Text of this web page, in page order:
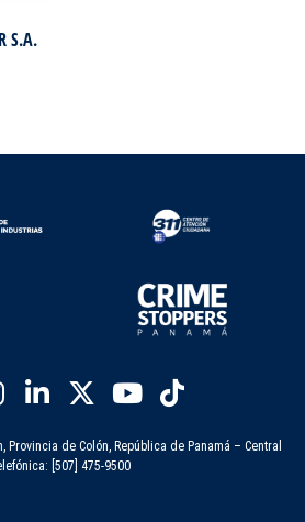
S.A.
Provincia de Colón, República de Panamá – Central
[507] 475-9500